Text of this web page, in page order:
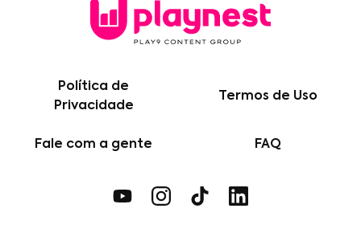
Política de
Privacidade
Termos de Uso
Fale com a gente FAQ